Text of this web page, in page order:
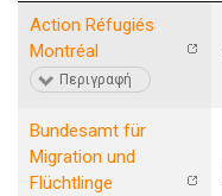
Action Réfugiés
Montréal
Περιγραφή
Bundesamt für
Migration und
Flüchtlinge